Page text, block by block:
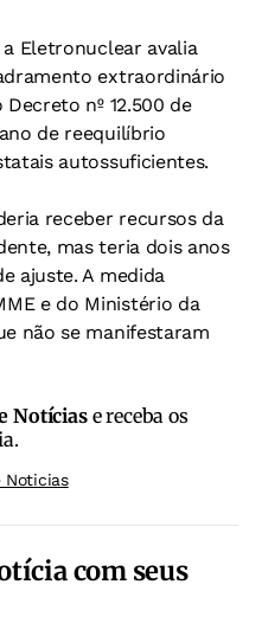
Eletronuclear avalia
extraordinário
nº 12.500 de
de reequilíbrio
autossuficientes.
receber recursos da
mas teria dois anos
ajuste. A medida
e do Ministério da
não se manifestaram
Notíciase receba os
Noticias
com seus